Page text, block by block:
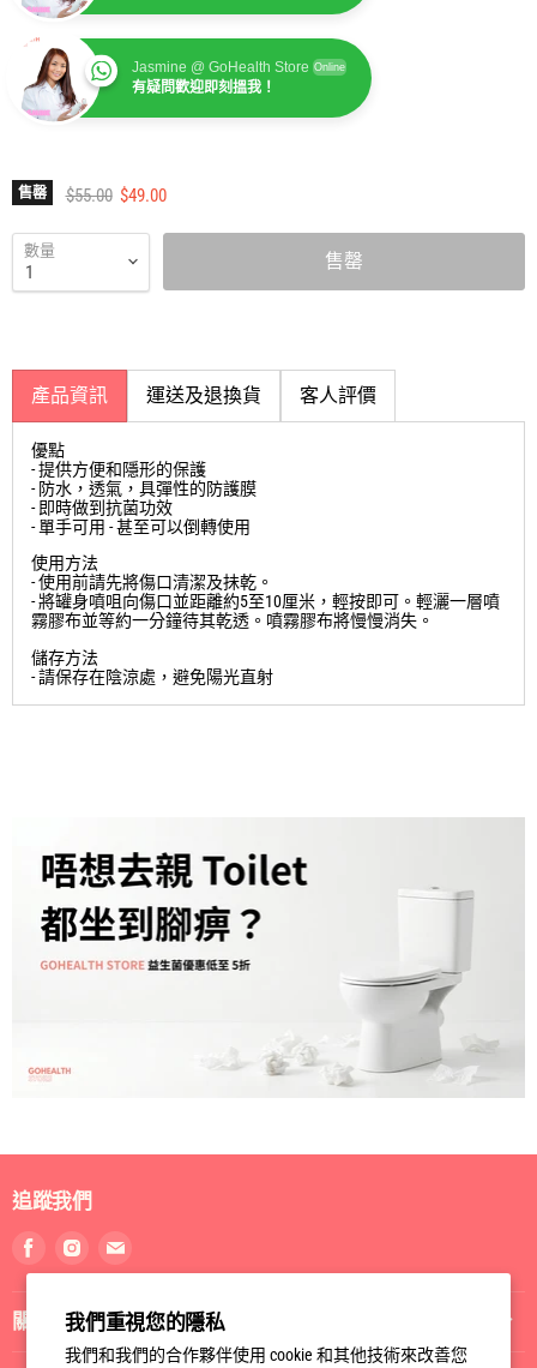
我們重視您的隱私
我們和我們的合作夥伴使用 cookie 和其他技術來改善您
Jasmine @ GoHealth Store Online
有疑問歡迎即刻搵我！
售罄 建議零售價
$55.00 售價
$49.00
數量 售罄
產品資訊 運送及退換貨 客人評價
優點
- 提供方便和隱形的保護
- 防水，透氣，具彈性的防護膜
- 即時做到抗菌功效
- 單手可用 - 甚至可以倒轉使用
使用方法
- 使用前請先將傷口清潔及抺乾。
- 將罐身噴咀向傷口並距離約5至10厘米，輕按即可。輕灑一層噴
霧膠布並等約一分鐘待其乾透。噴霧膠布將慢慢消失。
儲存方法
- 請保存在陰涼處，避免陽光直射
追蹤我們
到
Facebook
到
們
Instagram
到
們
電
關於我們